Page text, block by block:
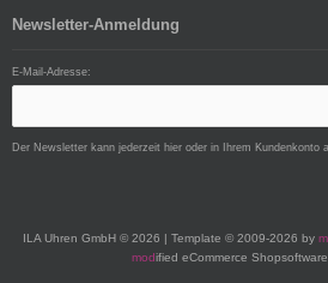
Newsletter-Anmeldung
E-Mail-Adresse:
Der Newsletter kann jederzeit hier oder in Ihrem Kundenkonto
ILA Uhren GmbH © 2026 | Template © 2009-2026 by
modified eCommerce